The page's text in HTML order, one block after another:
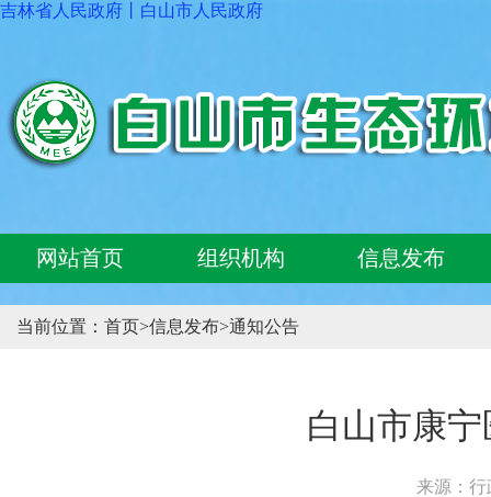
吉林省人民政府 白山市人民政府
网站首页 组织机构 信息发布
当前位置： 首页>信息发布>通知公告
白山市康
来源：行